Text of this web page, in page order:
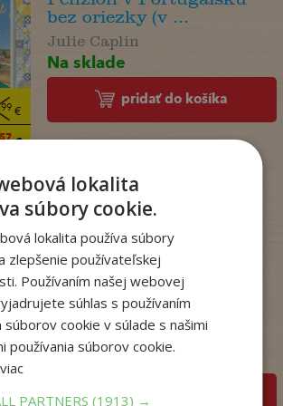
€
€
bez oriezky (v ...
Julie Caplin
Na sklade
pridať do košíka
Dogman. Larva 22 (8)
Dav Pilkey
Na sklade
pridať do košíka
lokalita
súbory cookie.
lokalita používa súbory
zlepšenie používateľskej
Používaním našej webovej
súhlas s používaním
súborov cookie v súlade s našimi
používania súborov cookie.
PARTNERS(1913) →